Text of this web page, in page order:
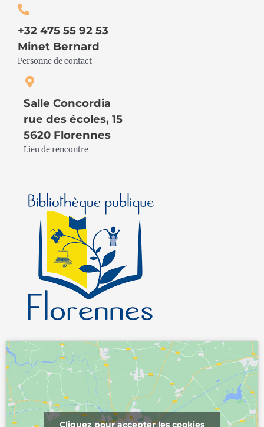
+32 475 55 92 53
Minet Bernard
Personne de contact
Salle Concordia
rue des écoles, 15
5620 Florennes
Lieu de rencontre
Cliquez pour accepter les cookies